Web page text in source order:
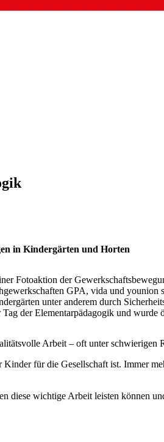
in Kindergärten und Horten
Fotoaktion der
GPA, vida und
unter anderem durch
Tag der Elementarpädagogik und
Arbeit – oft unter schwierigen
für die Gesellschaft ist. Immer
diese wichtige Arbeit leisten können